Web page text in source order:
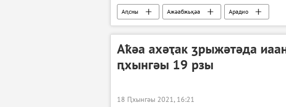
Аԥсны Ажәабжьқәа Арадио
Аҟәа ахәҭак ӡрыжәтәда
ԥхынгәы 19 рзы
18 Ԥхынгәы 2021, 16:21